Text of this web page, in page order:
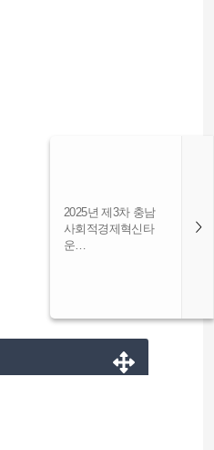
2025년 제3차 충남
사회적경제혁신타
운…